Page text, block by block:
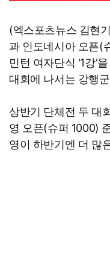
(엑스포츠뉴스 김현
과 인도네시아 오픈(
민턴 여자단식 '1강'
대회에 나서는 강행
상반기 단체전 두 대
영 오픈(슈퍼 1000)
영이 하반기엔 더 많